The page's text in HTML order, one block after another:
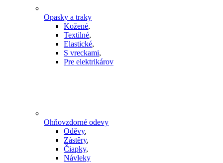
Opasky a traky
Kožené,
Textilné,
Elastické,
S vreckami,
Pre elektrikárov
Ohňovzdorné odevy
Oděvy,
Zástěry,
Čiapky,
Návleky